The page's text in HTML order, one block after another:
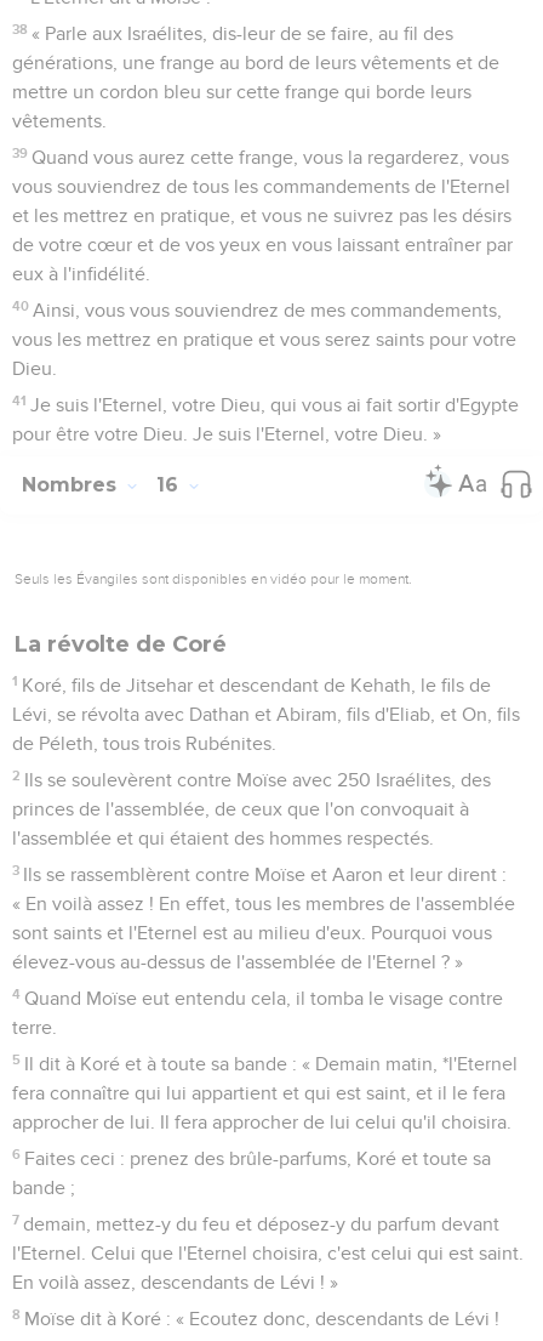
38 « Parle aux Israélites, dis-leur de se faire, au fil des
générations, une frange au bord de leurs vêtements et de
mettre un cordon bleu sur cette frange qui borde leurs
vêtements.
39 Quand vous aurez cette frange, vous la regarderez, vous
vous souviendrez de tous les commandements de l'Eternel
et les mettrez en pratique, et vous ne suivrez pas les désirs
de votre cœur et de vos yeux en vous laissant entraîner par
eux à l'infidélité.
40 Ainsi, vous vous souviendrez de mes commandements,
vous les mettrez en pratique et vous serez saints pour votre
Dieu.
41 Je suis l'Eternel, votre Dieu, qui vous ai fait sortir d'Egypte
pour être votre Dieu. Je suis l'Eternel, votre Dieu. »
Nombres 16
Seuls les Évangiles sont disponibles en vidéo pour le moment.
La révolte de Coré
1 Koré, fils de Jitsehar et descendant de Kehath, le fils de
Lévi, se révolta avec Dathan et Abiram, fils d'Eliab, et On, fils
de Péleth, tous trois Rubénites.
2 Ils se soulevèrent contre Moïse avec 250 Israélites, des
princes de l'assemblée, de ceux que l'on convoquait à
l'assemblée et qui étaient des hommes respectés.
3 Ils se rassemblèrent contre Moïse et Aaron et leur dirent :
« En voilà assez ! En effet, tous les membres de l'assemblée
sont saints et l'Eternel est au milieu d'eux. Pourquoi vous
élevez-vous au-dessus de l'assemblée de l'Eternel ? »
4 Quand Moïse eut entendu cela, il tomba le visage contre
terre.
5 Il dit à Koré et à toute sa bande : « Demain matin, *l'Eternel
fera connaître qui lui appartient et qui est saint, et il le fera
approcher de lui. Il fera approcher de lui celui qu'il choisira.
6 Faites ceci : prenez des brûle-parfums, Koré et toute sa
bande ;
7 demain, mettez-y du feu et déposez-y du parfum devant
l'Eternel. Celui que l'Eternel choisira, c'est celui qui est saint.
En voilà assez, descendants de Lévi ! »
8 Moïse dit à Koré : « Ecoutez donc, descendants de Lévi !